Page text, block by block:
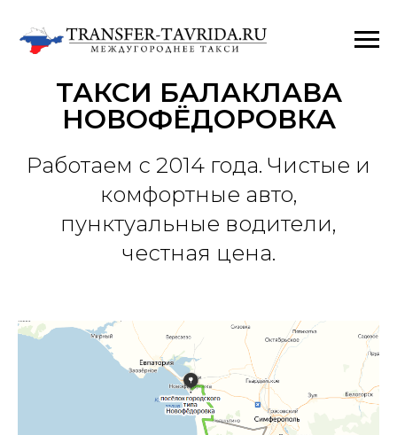
ТАКСИ БАЛАКЛАВА
НОВОФЁДОРОВКА
Работаем с 2014 года. Чистые и
комфортные авто,
пунктуальные водители,
честная цена.